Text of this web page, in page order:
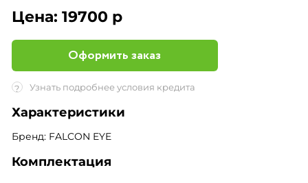
Цена: 19700 р
Оформить заказ
? Узнать подробнее условия кредита
Характеристики
Бренд: FALCON EYE
Комплектация